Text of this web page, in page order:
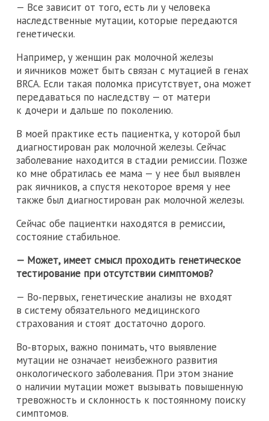
— Все зависит от того, есть ли у человека
наследственные мутации, которые передаются
генетически.
Например, у женщин рак молочной железы
и яичников может быть связан с мутацией в генах
BRCA. Если такая поломка присутствует, она может
передаваться по наследству — от матери
к дочери и дальше по поколению.
В моей практике есть пациентка, у которой был
диагностирован рак молочной железы. Сейчас
заболевание находится в стадии ремиссии. Позже
ко мне обратилась ее мама — у нее был выявлен
рак яичников, а спустя некоторое время у нее
также был диагностирован рак молочной железы.
Сейчас обе пациентки находятся в ремиссии,
состояние стабильное.
— Может, имеет смысл проходить генетическое
тестирование при отсутствии симптомов?
— Во‑первых, генетические анализы не входят
в систему обязательного медицинского
страхования и стоят достаточно дорого.
Во‑вторых, важно понимать, что выявление
мутации не означает неизбежного развития
онкологического заболевания. При этом знание
о наличии мутации может вызывать повышенную
тревожность и склонность к постоянному поиску
симптомов.